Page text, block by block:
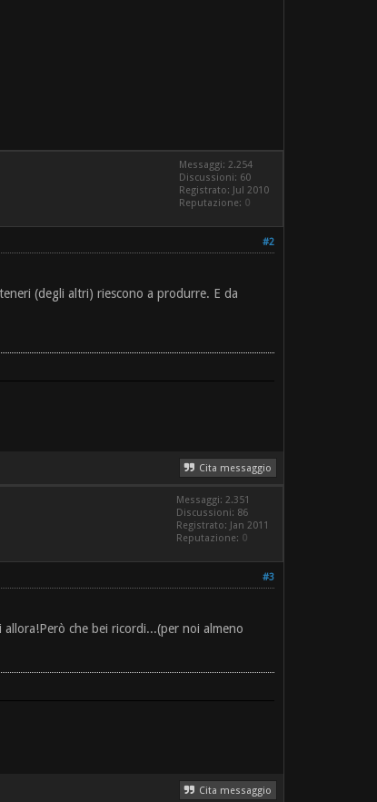
Messaggi: 2.254
Discussioni: 60
Registrato: Jul 2010
Reputazione: 0
#2
(degli altri) riescono a produrre. E da
Cita messaggio
Messaggi: 2.351
Discussioni: 86
Registrato: Jan 2011
Reputazione: 0
#3
che bei ricordi...(per noi almeno
Cita messaggio